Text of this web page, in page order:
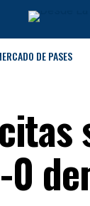
DE PASES